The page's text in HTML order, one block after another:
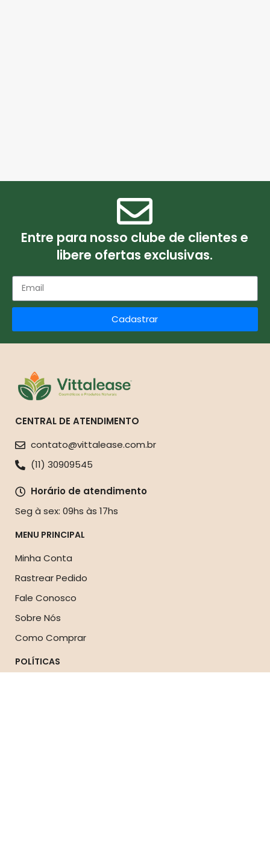
Entre para nosso clube de clientes e
libere ofertas exclusivas.
Cadastrar
CENTRAL DE ATENDIMENTO
contato@vittalease.com.br
(11) 30909545
Horário de atendimento
Seg à sex: 09hs às 17hs
MENU PRINCIPAL
Minha Conta
Rastrear Pedido
Fale Conosco
Sobre Nós
Como Comprar
POLÍTICAS